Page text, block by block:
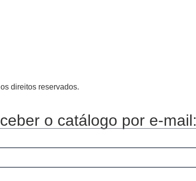
direitos reservados.
o catálogo por e-mail: